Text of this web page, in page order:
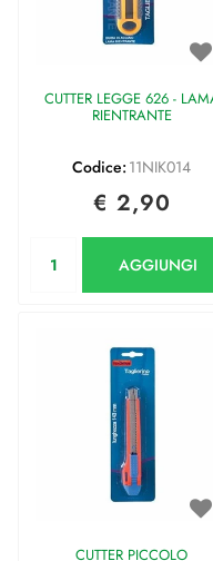
CUTTER LEGGE 626 -
RIENTRANTE
Codice: 11NIK014
€ 2,90
AGGIUNGI
CUTTER PICCOLO